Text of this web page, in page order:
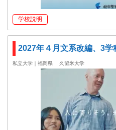
学校説明
2027年４月文系改編、3学
私立大学｜福岡県 久留米大学